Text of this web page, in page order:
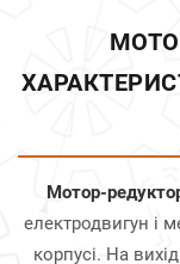
Мотор-
електродвигун і
корпусі. На